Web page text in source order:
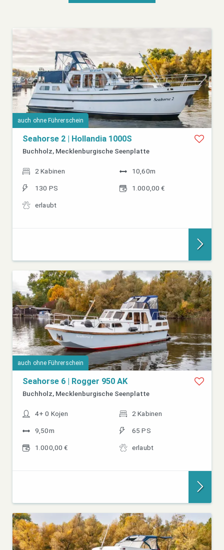
auch ohne Führerschein
Seahorse 2 | Hollandia 1000S
Buchholz, Mecklenburgische Seenplatte
2 Kabinen 10,60m
130 PS 1.000,00 €
erlaubt
auch ohne Führerschein
Seahorse 6 | Rogger 950 AK
Buchholz, Mecklenburgische Seenplatte
4+ 0 Kojen 2 Kabinen
9,50m 65 PS
1.000,00 € erlaubt